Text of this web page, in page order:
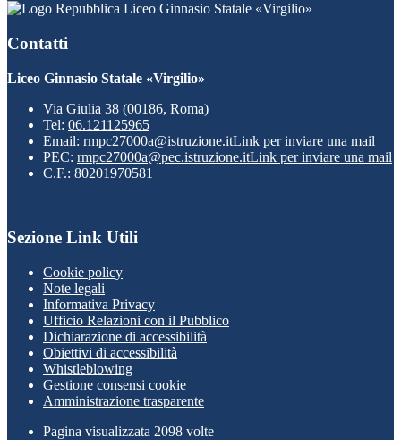
Liceo Ginnasio Statale «Virgilio»
Contatti
Liceo Ginnasio Statale «Virgilio»
Via Giulia 38 (00186, Roma)
Tel: 06.121125965
Email: rmpc27000a@istruzione.itLink per inviare una mail
PEC: rmpc27000a@pec.istruzione.itLink per inviare una mail
C.F.: 80201970581
Sezione Link Utili
Cookie policy
Note legali
Informativa Privacy
Ufficio Relazioni con il Pubblico
Dichiarazione di accessibilità
Obiettivi di accessibilità
Whistleblowing
Gestione consensi cookie
Amministrazione trasparente
Pagina visualizzata 2098 volte